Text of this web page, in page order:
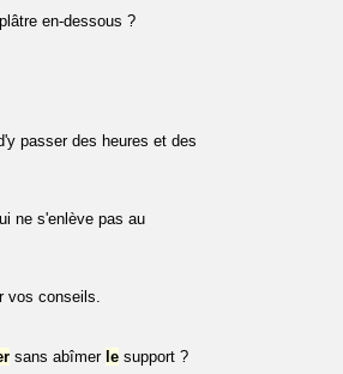
plâtre en-dessous ?
passer des heures et des
ne s'enlève pas au
vos conseils.
sans abîmer le support ?